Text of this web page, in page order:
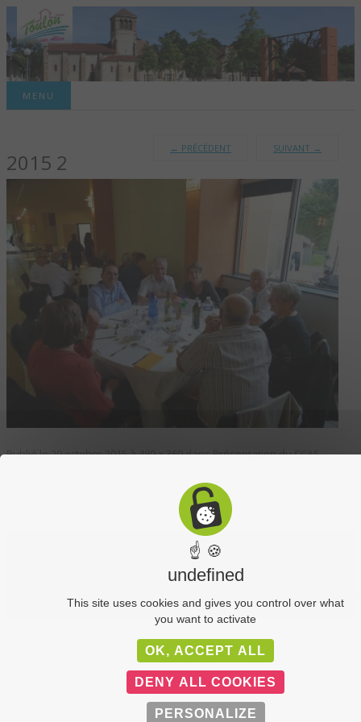
TOULON-SUR-
ALLIER – SITE
OFFICIEL DE LA
COMMUNE
MENU
2015 2
← PRÉCÉDENT SUIVANT →
Publié le20 octobre 2015à480 × 360dansPrésentation du CCAS.
Administration
C-Toucom web
☝ 🍪
undefined
This site uses cookies and gives you control over what
you want to activate
OK, ACCEPT ALL
DENY ALL COOKIES
PERSONALIZE